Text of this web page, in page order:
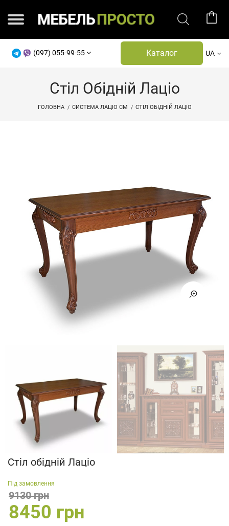
(097) 055-99-55 Каталог UA
Стіл Обідній Лаціо
ГОЛОВНА СИСТЕМА ЛАЦІО СМ СТІЛ ОБІДНІЙ ЛАЦІО
Стіл обідній Лаціо
Під замовлення
8450 грн
9130 грн